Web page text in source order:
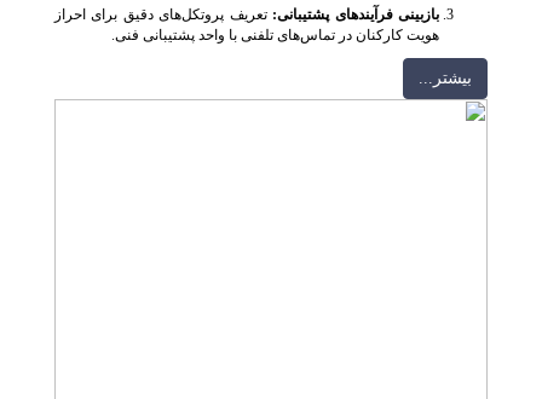
بازبینی فرآیندهای پشتیبانی: تعریف پروتکل‌های دقیق برای احراز
هویت کارکنان در تماس‌های تلفنی با واحد پشتیبانی فنی.
بيشتر...